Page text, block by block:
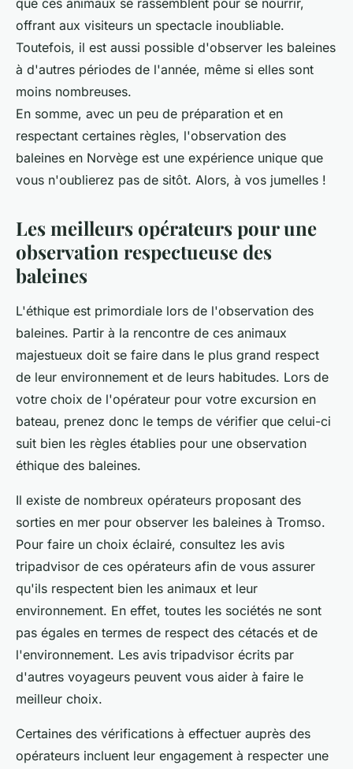
que ces animaux se rassemblent pour se nourrir,
offrant aux visiteurs un spectacle inoubliable.
Toutefois, il est aussi possible d'observer les baleines
à d'autres périodes de l'année, même si elles sont
moins nombreuses.
En somme, avec un peu de préparation et en
respectant certaines règles, l'observation des
baleines en Norvège est une expérience unique que
vous n'oublierez pas de sitôt. Alors, à vos jumelles !
Les meilleurs opérateurs pour une
observation respectueuse des
baleines
L'éthique est primordiale lors de l'observation des
baleines. Partir à la rencontre de ces animaux
majestueux doit se faire dans le plus grand respect
de leur environnement et de leurs habitudes. Lors de
votre choix de l'opérateur pour votre excursion en
bateau, prenez donc le temps de vérifier que celui-ci
suit bien les règles établies pour une observation
éthique des baleines.
Il existe de nombreux opérateurs proposant des
sorties en mer pour observer les baleines à Tromso.
Pour faire un choix éclairé, consultez les avis
tripadvisor de ces opérateurs afin de vous assurer
qu'ils respectent bien les animaux et leur
environnement. En effet, toutes les sociétés ne sont
pas égales en termes de respect des cétacés et de
l'environnement. Les avis tripadvisor écrits par
d'autres voyageurs peuvent vous aider à faire le
meilleur choix.
Certaines des vérifications à effectuer auprès des
opérateurs incluent leur engagement à respecter une